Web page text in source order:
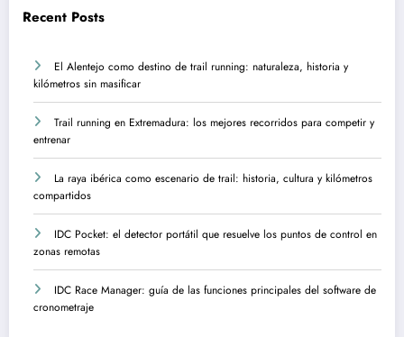
Recent Posts
El Alentejo como destino de trail running: naturaleza, historia y
kilómetros sin masificar
Trail running en Extremadura: los mejores recorridos para competir y
entrenar
La raya ibérica como escenario de trail: historia, cultura y kilómetros
compartidos
IDC Pocket: el detector portátil que resuelve los puntos de control en
zonas remotas
IDC Race Manager: guía de las funciones principales del software de
cronometraje